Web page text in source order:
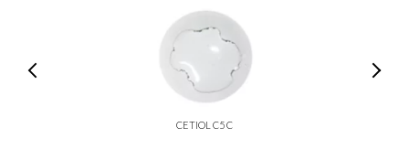
CETIOL C5 C